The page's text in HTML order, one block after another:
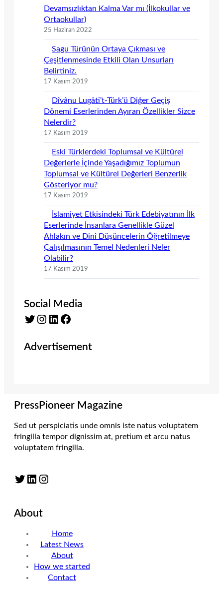
Devamsızlıktan Kalma Var mı (İlkokullar ve
Ortaokullar)
25 Haziran 2022
Sagu Türünün Ortaya Çıkması ve
Çeşitlenmesinde Etkili Olan Unsurları
Belirtiniz.
17 Kasım 2019
Dîvânu Lugâti’t-Türk’ü Diğer Geçiş
Dönemi Eserlerinden Ayıran Özellikler Sizce
Nelerdir?
17 Kasım 2019
Eski Türklerdeki Toplumsal ve Kültürel
Değerlerle İçinde Yaşadığımız Toplumun
Toplumsal ve Kültürel Değerleri Benzerlik
Gösteriyor mu?
17 Kasım 2019
İslamiyet Etkisindeki Türk Edebiyatının İlk
Eserlerinde İnsanlara Genellikle Güzel
Ahlakın ve Dinî Düşüncelerin Öğretilmeye
Çalışılmasının Temel Nedenleri Neler
Olabilir?
17 Kasım 2019
Social Media
Twitter Instagram LinkedIn Facebook
Advertisement
PressPioneer Magazine
Sed ut perspiciatis unde omnis iste natus voluptatem
fringilla tempor dignissim at, pretium et arcu natus
voluptatem fringilla.
Twitter LinkedIn Instagram
About
Home
Latest News
About
How we started
Contact